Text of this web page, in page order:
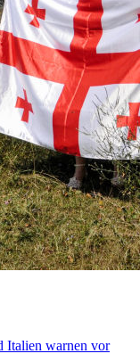
Italien warnen vor